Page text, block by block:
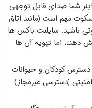
شما صدای قابل توجهی
مهم است (مانند اتاق
باشید. سایلنت باکس ها
دهند، اما تهویه آن ها
دسترس کودکان و حیوانات
(دسترسی غیرمجاز)